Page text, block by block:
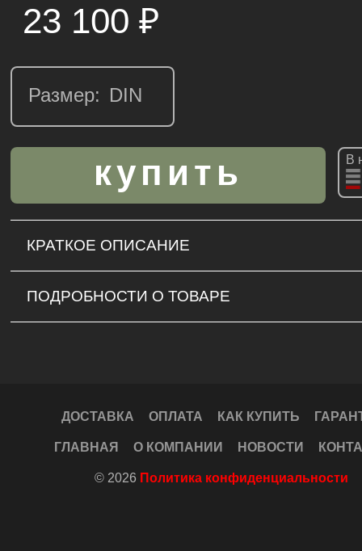
23 100 ₽
Размер:
В
КРАТКОЕ ОПИСАНИЕ
ПОДРОБНОСТИ О ТОВАРЕ
ДОСТАВКА ОПЛАТА КАК КУПИТЬ
ГЛАВНАЯ О КОМПАНИИ НОВОСТИ
© 2026 Политика конфиденциальности